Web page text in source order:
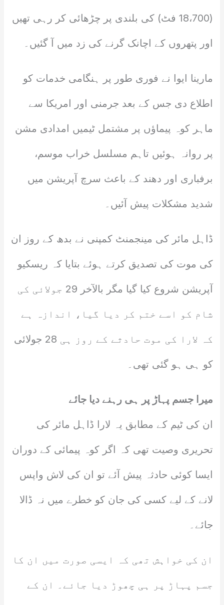
(18،700 فٹ) کی بلندی پر چڑھائی کر رہی تھیں
اور پتھروں کے اچانک گرنے کی زد میں آ گئیں۔
مارینا ایوا نے فوری طور پر ہنگامی خدمات کو
اطلاع دی جس کے بعد جرمنی اور امریکا سے
ماہر کوہ پیماؤں پر مشتمل ٹیمیں امدادی مشن
پر روانہ ہوئیں تاہم مسلسل خراب موسم،
برفباری اور دھند کے باعث سرچ آپریشن میں
شدید مشکلات پیش آئیں۔
ڈاہل مائر کی مینجمنٹ کمپنی نے بدھ کے روز ان
کی موت کی تصدیق کرتے ہوئے بتایا کہ ریسکیو
آپریشن شروع کیا گیا مگر بالآخر 29 جولائی کی
شام کو اسے ختم کر دیا گیا، اندازہ ہے
کہ لارا کی موت حادثے کے روز ہی 28 جولائی
کو ہی ہو گئی تھی۔
میرا جسم پہاڑ پر ہی رہنے دیا جائے
ان کی ٹیم کے مطابق یہ لارا ڈاہل مائر کی
تحریری وصیت تھی کہ اگر کوہ پیمائی کے دوران
ایسا کوئی حادثہ پیش آئے تو ان کی لاش واپس
لانے کے لیے کسی کی جان کو خطرے میں نہ ڈالا
جائے۔
ان کی خواہش تھی کہ ایسی صورت میں ان کا
جسم پہاڑ پر ہی چھوڑ دیا جائے۔ ان کے